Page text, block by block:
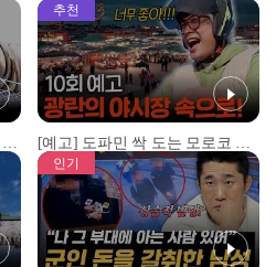
[예고] 덴마크 집에서 OO이 왜 나와...? 이상할 정도로 한국을 사랑하는 우리 형을 제보합니다!
추천
[예고] 도파민 싹 도는 모로코 야시장 투어!
인기